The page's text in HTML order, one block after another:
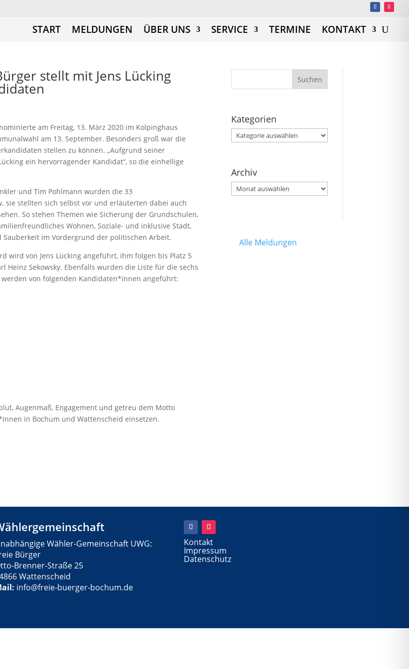
START MELDUNGEN ÜBER UNS SERVICE TERMINE KONTAKT
stellt mit Jens Lücking
am Freitag, 13. März 2020 im Kolpinghaus
am 13. September. Besonders groß war die
stellen zu können. „Aufgrund seiner
ein hervorragender Kandidat“, so die einhellige
und Tim Pohlmann wurden die 33
stellten sich selbst vor und erläuterten dabei auch
So stehen Themen wie Sicherung der Grundschulen,
Wohnen, Soziale- und inklusive Stadt,
im Vordergrund der politischen Arbeit.
wird von Jens Lücking angeführt, ihm folgen bis Platz 5
Heinz Sekowsky. Ebenfalls wurden die Liste für die sechs
von folgenden Kandidaten*innen angeführt:
Augenmaß, Engagement und getreu dem Motto
in Bochum und Wattenscheid einsetzen.
Kategorien
Kategorien
Archiv
Archiv
Alle Meldungen
Wähler-Gemeinschaft UWG:
Bürger
Brenner-Straße 25
Wattenscheid
info@freie-buerger-bochum.de
Kontakt
Impressum
Datenschutz